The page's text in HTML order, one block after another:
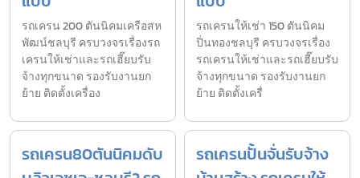
รถเครน 200 ตันนิคมเครือสห
พัฒน์ชลบุรี ครบวงจรเรื่องรถ
เครนให้เช่าและรถเฮี๊ยบรับ
จ้างทุกขนาด รองรับงานยก
ย้าย ติดตั้งเครื่อง
รถเครนให้เช่า 150 ตันนิคม
ปิ่นทองชลบุรี ครบวงจรเรื่อง
รถเครนให้เช่าและรถเฮี๊ยบรับ
จ้างทุกขนาด รองรับงานยก
ย้าย ติดตั้งเครื่
รถเครน80ตันนิคมดับ
รถเครนปั้นจั่นรับจ้าง